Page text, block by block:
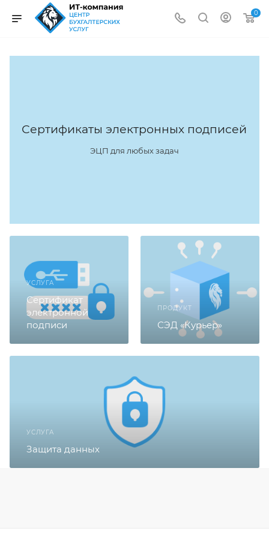
0
Сертификаты электронных подписей
ЭЦП для любых задач
УСЛУГА
Сертификат
электронной
подписи
ПРОДУКТ
СЭД «Курьер»
УСЛУГА
Защита данных